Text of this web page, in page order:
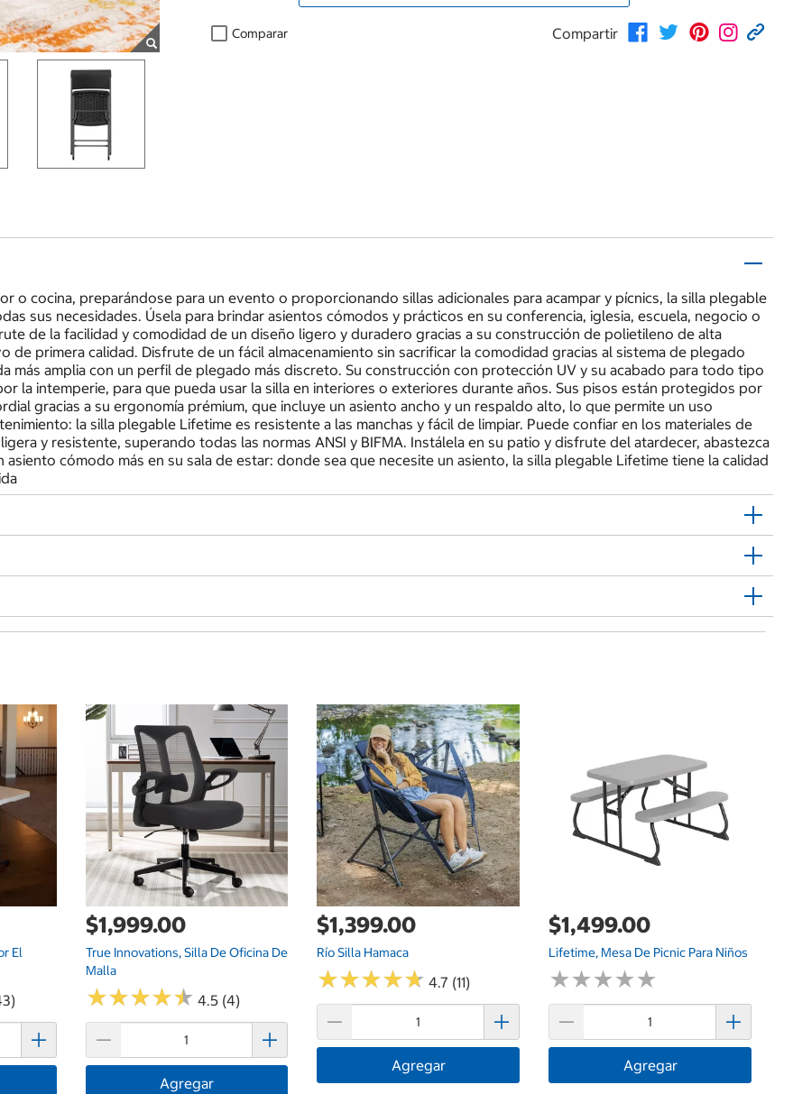
Comparar Compartir
o cocina, preparándose para un evento o proporcionando sillas adicionales para acampar y pícnics, la silla plegable
sus necesidades. Úsela para brindar asientos cómodos y prácticos en su conferencia, iglesia, escuela, negocio o
de la facilidad y comodidad de un diseño ligero y duradero gracias a su construcción de polietileno de alta
primera calidad. Disfrute de un fácil almacenamiento sin sacrificar la comodidad gracias al sistema de plegado
más amplia con un perfil de plegado más discreto. Su construcción con protección UV y su acabado para todo tipo
la intemperie, para que pueda usar la silla en interiores o exteriores durante años. Sus pisos están protegidos por
gracias a su ergonomía prémium, que incluye un asiento ancho y un respaldo alto, lo que permite un uso
la silla plegable Lifetime es resistente a las manchas y fácil de limpiar. Puede confiar en los materiales de
y resistente, superando todas las normas ANSI y BIFMA. Instálela en su patio y disfrute del atardecer, abastezca
cómodo más en su sala de estar: donde sea que necesite un asiento, la silla plegable Lifetime tiene la calidad
El
$1,999.00
True Innovations, Silla De Oficina De
Malla
★★★★★
★★★★★ 4.5 (4)
Agregar
$1,399.00
Río Silla Hamaca
★★★★★
★★★★★ 4.7 (11)
Agregar
$1,499.00
Lifetime, Mesa De Picnic Para Niños
★★★★★
★★★★★
Agregar